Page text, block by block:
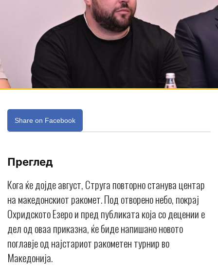
Share on Facebook
Преглед
Кога ќе дојде август, Струга повторно станува центар
на македонскиот ракомет. Под отворено небо, покрај
Охридското Езеро и пред публиката која со децении е
дел од оваа приказна, ќе биде напишано новото
поглавје од најстариот ракометен турнир во
Македонија.